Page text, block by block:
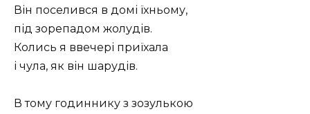
Він поселився в домі їхньому,
під зорепадом жолудів.
Колись я ввечері приїхала
і чула, як він шарудів.
В тому годиннику з зозулькою